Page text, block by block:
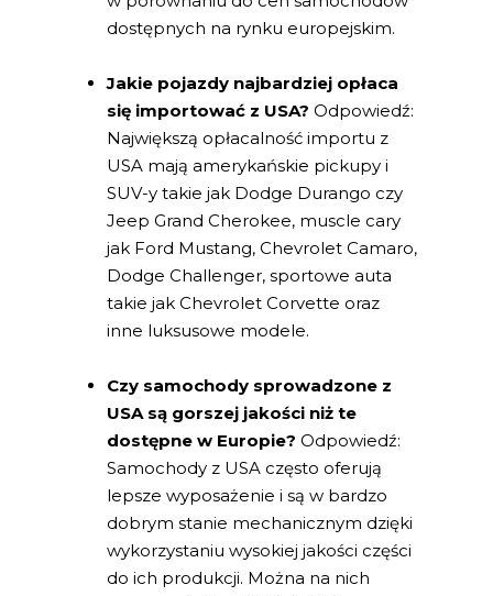
dostępnych na rynku europejskim.
Jakie pojazdy najbardziej opłaca
się importować z USA? Odpowiedź:
Największą opłacalność importu z
USA mają amerykańskie pickupy i
SUV-y takie jak Dodge Durango czy
Jeep Grand Cherokee, muscle cary
jak Ford Mustang, Chevrolet Camaro,
Dodge Challenger, sportowe auta
takie jak Chevrolet Corvette oraz
inne luksusowe modele.
Czy samochody sprowadzone z
USA są gorszej jakości niż te
dostępne w Europie? Odpowiedź:
Samochody z USA często oferują
lepsze wyposażenie i są w bardzo
dobrym stanie mechanicznym dzięki
wykorzystaniu wysokiej jakości części
do ich produkcji. Można na nich